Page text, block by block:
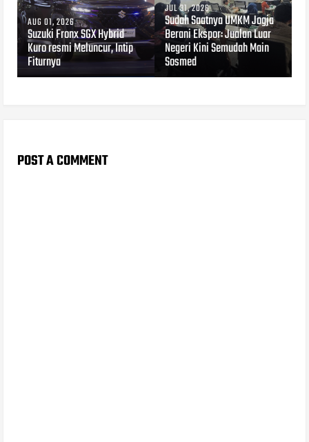
AUG 01, 2026
Suzuki Fronx SGX Hybrid
Kuro resmi Meluncur, Intip
Fiturnya
JUL 31, 2026
Sudah Saatnya UMKM Jogja
Berani Ekspor: Jualan Luar
Negeri Kini Semudah Main
Sosmed
POST A COMMENT